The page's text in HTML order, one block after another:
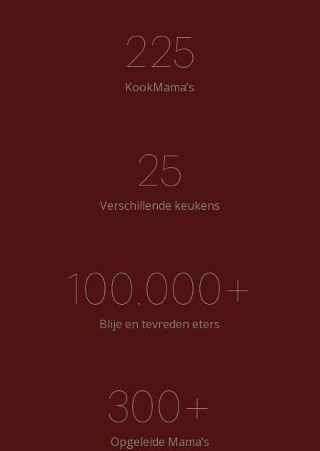
225
KookMama’s
25
Verschillende keukens
100.000+
Blije en tevreden eters
300+
Opgeleide Mama’s